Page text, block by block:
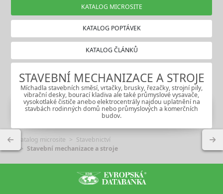
KATALOG MICROSITE
KATALOG POPTÁVEK
KATALOG ČLÁNKŮ
STAVEBNÍ MECHANIZACE A STROJE
Míchadla stavebních směsí, vrtačky, brusky, řezačky, strojní pily,
vibrační desky, bourací kladiva ale také průmyslové vysavače,
vysokotlaké čističe anebo elektrocentrály najdou uplatnění na
stavbách rodinných domů nebo průmyslových a komerčních
budov.
Katalog microsite
Stavebnictví
Stavební mechanizace a stroje